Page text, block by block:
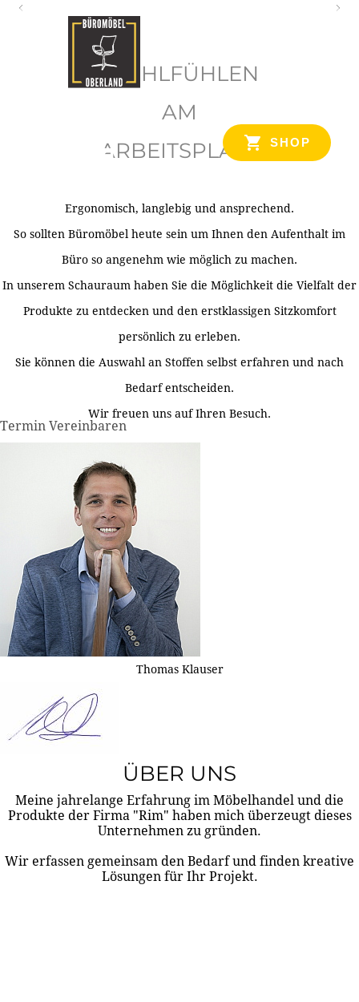
SHOP
WOHLFÜHLEN
AM
ARBEITSPLATZ
Ergonomisch, langlebig und ansprechend.
So sollten Büromöbel heute sein um Ihnen den Aufenthalt im
Büro so angenehm wie möglich zu machen.
In unserem Schauraum haben Sie die Möglichkeit die Vielfalt der
Produkte zu entdecken und den erstklassigen Sitzkomfort
persönlich zu erleben.
Sie können die Auswahl an Stoffen selbst erfahren und nach
Bedarf entscheiden.
Wir freuen uns auf Ihren Besuch.
Termin Vereinbaren
Thomas Klauser
ÜBER UNS
Meine jahrelange Erfahrung im Möbelhandel und die
Produkte der Firma "Rim" haben mich überzeugt dieses
Unternehmen zu gründen.
Wir erfassen gemeinsam den Bedarf und finden kreative
Lösungen für Ihr Projekt.